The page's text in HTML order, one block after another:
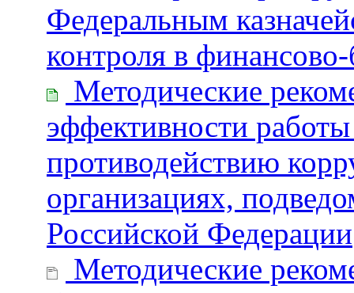
Федеральным
контроля в
Методические
эффективности
противодействию
организациях,
Российской Федерации
Методические